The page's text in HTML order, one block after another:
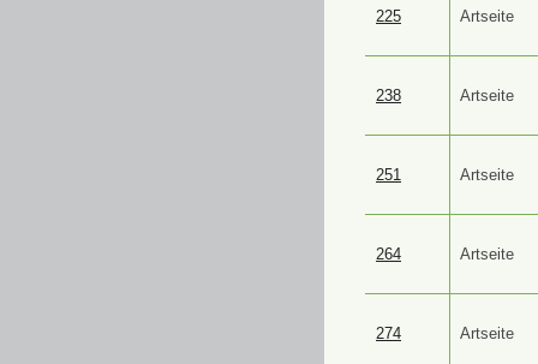
225 Artseite
238 Artseite
251 Artseite
264 Artseite
274 Artseite